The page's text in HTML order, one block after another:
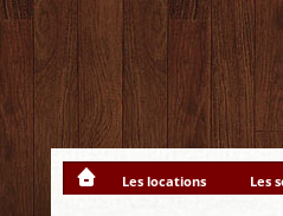
Les locations Les